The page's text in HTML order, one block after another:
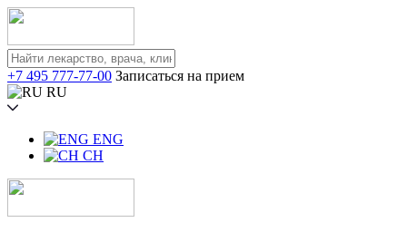
+7 495 777-77-00 Записаться на прием
RU
ENG
CH